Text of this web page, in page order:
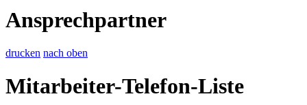
Ansprechpartner
drucken nach oben
Mitarbeiter-Telefon-Liste